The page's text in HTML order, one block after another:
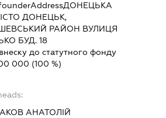
ДОНЕЦЬКА
ДОНЕЦЬК,
РАЙОН ВУЛИЦЯ
БУД. 18
до статутного фонду
000 (100 %)
АНАТОЛІЙ